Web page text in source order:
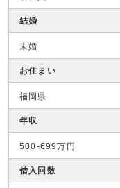
結婚
未婚
お住まい
福岡県
年収
500-699万円
借入回数